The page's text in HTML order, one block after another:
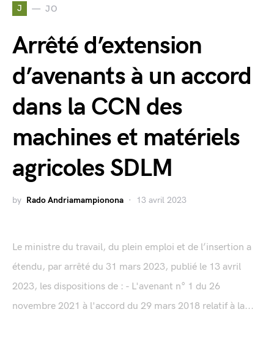
J JO
Arrêté d’extension
d’avenants à un accord
dans la CCN des
machines et matériels
agricoles SDLM
by Rado Andriamampionona 13 avril 2023
Le ministre du travail, du plein emploi et de l’insertion a
étendu, par arrêté du 31 mars 2023, publié le 13 avril
2023, les dispositions de : - L'avenant n° 1 du 26
novembre 2021 à l'accord du 29 mars 2018 relatif à la...